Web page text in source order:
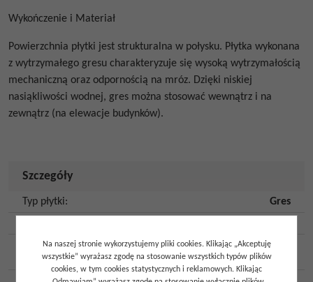
Wykończenie i Materiał
Powierzchnia płytki jest strukturalna w połysku. Płytka wykonana
z wytrzymałego gresu charakteryzuje się wysoką wytrzymałością
mechaniczną oraz odpornością na mróz. Dzięki niskiej
nasiąkliwości wodnej, gres można stosować wewnątrz i na
zewnątrz (na elewacje budynków).
Szczegóły
Typ płytki:
Gres
Przeznaczenie
Na zewnątrz
wewnątrz
Na naszej stronie wykorzystujemy pliki cookies. Klikając „Akceptuję
wszystkie” wyrażasz zgodę na stosowanie wszystkich typów plików
cookies, w tym cookies statystycznych i reklamowych. Klikając